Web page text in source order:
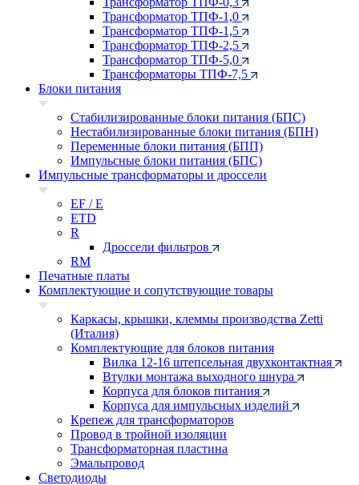
Трансформатор ТПФ-1,0
Трансформатор ТПФ-1,5
Трансформатор ТПФ-2,5
Трансформатор ТПФ-5,0
Трансформаторы ТПФ-7,5
Блоки питания
Стабилизированные блоки питания (БПС)
Нестабилизированные блоки питания (БПН)
Переменные блоки питания (БПП)
Импульсные блоки питания (БПС)
Импульсные трансформаторы и дроссели
EF / E
ETD
R
Дроссели фильтров
RM
Печатные платы
Комплектующие и сопутствующие товары
Каркасы, крышки, клеммы производства Zetti
(Италия)
Комплектующие для блоков питания
Вилка 12-16 штепсельная двухконтактная
Втулки монтажа выходного шнура
Корпуса для блоков питания
Корпуса для импульсных изделий
Крепеж для трансформаторов
Провод в тройной изоляции
Трансформаторная пластина
Эмальпровод
Светодиоды